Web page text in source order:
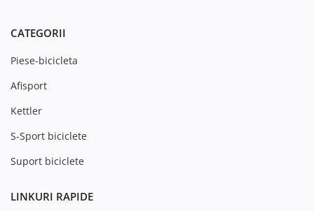
CATEGORII
Piese-bicicleta
Afisport
Kettler
S-Sport biciclete
Suport biciclete
LINKURI RAPIDE